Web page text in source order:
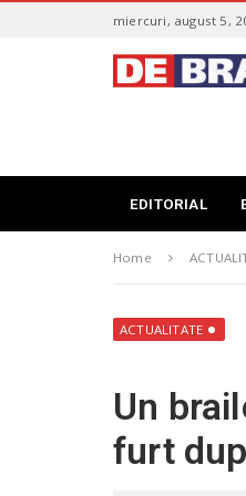
c
miercuri, august 5,
EDITORIAL
Home
ACTUALITATE
Un
furt